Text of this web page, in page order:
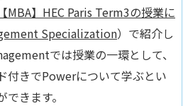
【MBA】HEC Paris Term3の授業に
Specialization）で紹介し
では授業の一環として、
付きでPowerについて学ぶとい
できます。